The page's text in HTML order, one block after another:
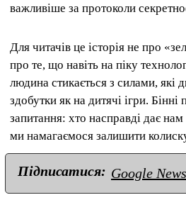
важливіше за протоколи
Для читачів це історія не про
про те, що навіть на піку
людина стикається з силами, які
здобутки як на дитячі ігри.
запитання: хто насправді дає
ми намагаємося залишити
Підписатися: Google News